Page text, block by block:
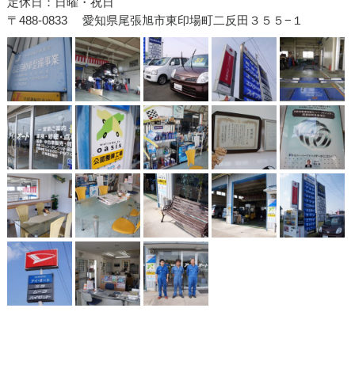
〒488-0833
愛知県尾張旭市東印場町二反田３５５−１